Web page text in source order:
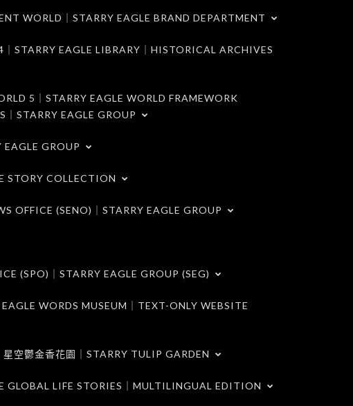
WORLD｜STARRY EAGLE BRAND DEPARTMENT
STARRY EAGLE LIBRARY｜HISTORICAL ARCHIVES
5｜STARRY EAGLE WORLD FRAMEWORK
STARRY EAGLE GROUP
EAGLE GROUP
STORY COLLECTION
OFFICE (SENO)｜STARRY EAGLE GROUP
(SPO)｜STARRY EAGLE GROUP (SEG)
WORDS MUSEUM｜TEXT-ONLY WEBSITE
星空鬱金香花園｜STARRY TULIP GARDEN
GLOBAL LIFE STORIES｜MULTILINGUAL EDITION